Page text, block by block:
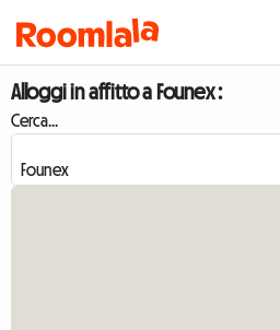
Alloggi in affitto a Founex :
Cerca...